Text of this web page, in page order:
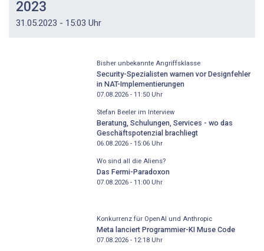
2023
31.05.2023 - 15:03 Uhr
Bisher unbekannte Angriffsklasse
Security-Spezialisten warnen vor Designfehler
in NAT-Implementierungen
07.08.2026 - 11:50Uhr
Stefan Beeler im Interview
Beratung, Schulungen, Services - wo das
Geschäftspotenzial brachliegt
06.08.2026 - 15:06Uhr
Wo sind all die Aliens?
Das Fermi-Paradoxon
07.08.2026 - 11:00Uhr
Konkurrenz für OpenAI und Anthropic
Meta lanciert Programmier-KI Muse Code
07.08.2026 - 12:18Uhr